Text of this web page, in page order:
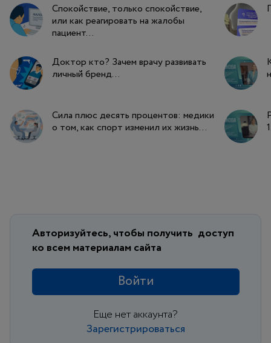
Спокойствие, только спокойствие,
или как реагировать на жалобы
пациент...
Доктор кто? Зачем врачу развивать
личный бренд...
Сила плюс десять процентов: медики
о том, как спорт изменил их жизнь...
Авторизуйтесь, чтобы получить доступ
ко всем материалам сайта
Войти
Еще нет аккаунта?
Зарегистрироваться